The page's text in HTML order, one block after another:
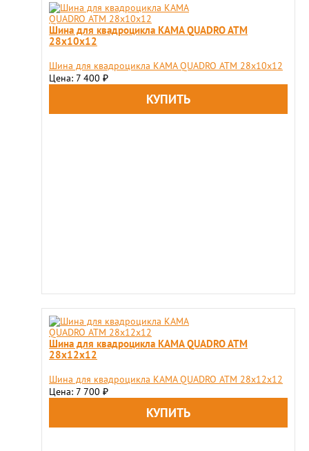
Шина для квадроцикла KAMA QUADRO ATM
28х10х12
Шина для квадроцикла KAMA QUADRO ATM 28х10х12
Цена: 7 400 ₽
Шина для квадроцикла KAMA QUADRO ATM
28х12х12
Шина для квадроцикла KAMA QUADRO ATM 28х12х12
Цена: 7 700 ₽